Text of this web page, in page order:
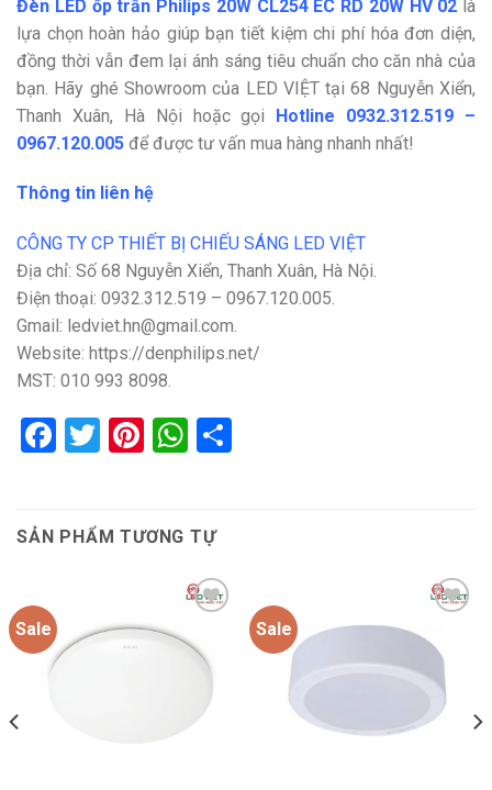
Đèn LED ốp trần Philips 20W CL254 EC RD 20W HV 02 là
lựa chọn hoàn hảo giúp bạn tiết kiệm chi phí hóa đơn diện,
đồng thời vẫn đem lại ánh sáng tiêu chuẩn cho căn nhà của
bạn. Hãy ghé Showroom của LED VIỆT tại 68 Nguyễn Xiển,
Thanh Xuân, Hà Nội hoặc gọi Hotline 0932.312.519 –
0967.120.005 để được tư vấn mua hàng nhanh nhất!
Thông tin liên hệ
CÔNG TY CP THIẾT BỊ CHIẾU SÁNG LED VIỆT
Địa chỉ: Số 68 Nguyễn Xiển, Thanh Xuân, Hà Nội.
Điện thoại: 0932.312.519 – 0967.120.005.
Gmail: ledviet.hn@gmail.com.
Website: https://denphilips.net/
MST: 010 993 8098.
Facebook
Twitter
Pinterest
WhatsApp
SẢN PHẨM TƯƠNG TỰ
Sale
Add to
Sale
Add to
wishlist